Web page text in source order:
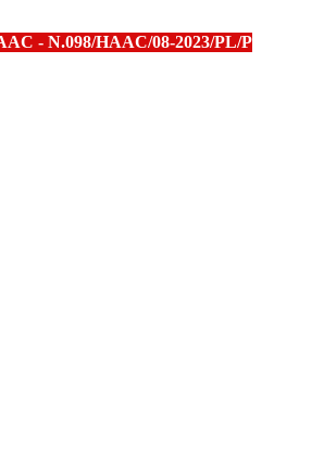
- N.098/HAAC/08-2023/PL/P